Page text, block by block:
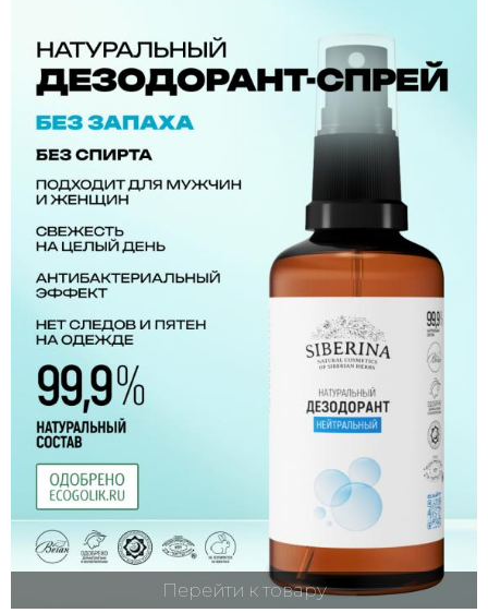
Перейти к товару